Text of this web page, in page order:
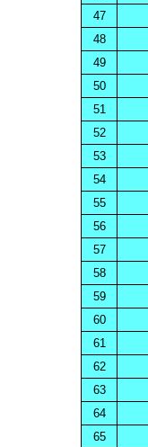
47
48
49
50
51
52
53
54
55
56
57
58
59
60
61
62
63
64
65